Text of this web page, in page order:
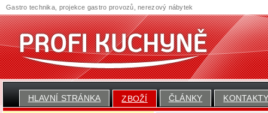
HLAVNÍ STRÁNKA ZBOŽÍ ČLÁNKY
Gastro technika, projekce gastro provozů, nerezový nábytek